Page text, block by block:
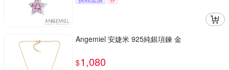
Angemiel 安婕米 925純銀項鍊 金
$1,080